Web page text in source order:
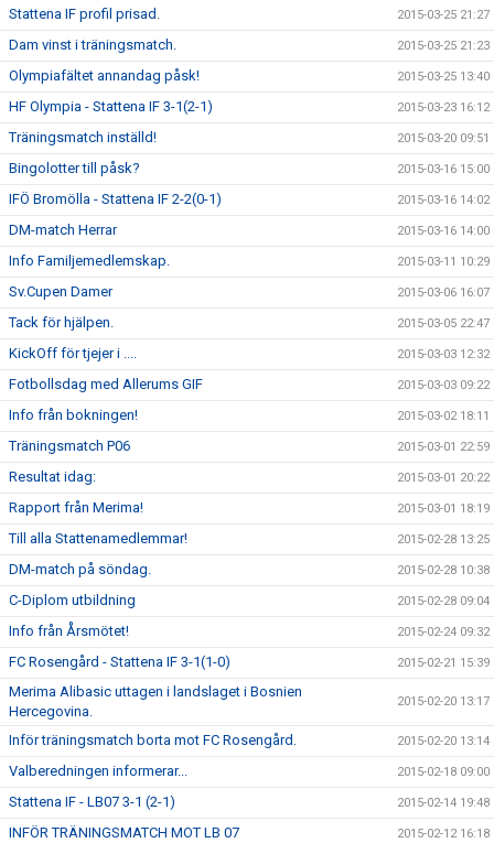
Stattena IF profil prisad. 2015-03-25 21:27
Dam vinst i träningsmatch. 2015-03-25 21:23
Olympiafältet annandag påsk! 2015-03-25 13:40
HF Olympia - Stattena IF 3-1(2-1) 2015-03-23 16:12
Träningsmatch inställd! 2015-03-20 09:51
Bingolotter till påsk? 2015-03-16 15:00
IFÖ Bromölla - Stattena IF 2-2(0-1) 2015-03-16 14:02
DM-match Herrar 2015-03-16 14:00
Info Familjemedlemskap. 2015-03-11 10:29
Sv.Cupen Damer 2015-03-06 16:07
Tack för hjälpen. 2015-03-05 22:47
KickOff för tjejer i .... 2015-03-03 12:32
Fotbollsdag med Allerums GIF 2015-03-03 09:22
Info från bokningen! 2015-03-02 18:11
Träningsmatch P06 2015-03-01 22:59
Resultat idag: 2015-03-01 20:22
Rapport från Merima! 2015-03-01 18:19
Till alla Stattenamedlemmar! 2015-02-28 13:25
DM-match på söndag. 2015-02-28 10:38
C-Diplom utbildning 2015-02-28 09:04
Info från Årsmötet! 2015-02-24 09:32
FC Rosengård - Stattena IF 3-1(1-0) 2015-02-21 15:39
Merima Alibasic uttagen i landslaget i Bosnien
Hercegovina.
2015-02-20 13:17
Inför träningsmatch borta mot FC Rosengård. 2015-02-20 13:14
Valberedningen informerar... 2015-02-18 09:00
Stattena IF - LB07 3-1 (2-1) 2015-02-14 19:48
INFÖR TRÄNINGSMATCH MOT LB 07 2015-02-12 16:18